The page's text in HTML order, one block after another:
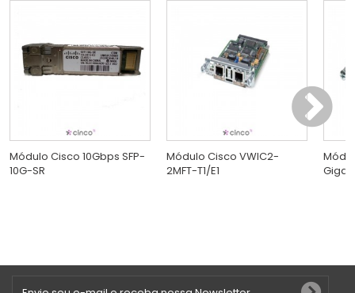
Módulo Cisco 10Gbps SFP-
10G-SR
Módulo Cisco VWIC2-
2MFT-T1/E1